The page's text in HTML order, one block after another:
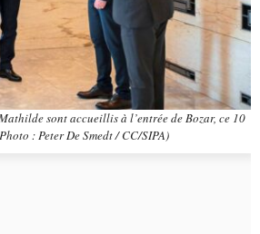
sont accueillis à l’entrée de Bozar, ce 10
: Peter De Smedt / CC/SIPA)